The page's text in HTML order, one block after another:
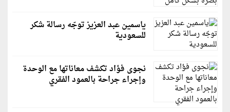
ياسمين عبد العزيز توجّه رسالة شكر
للسعودية
نجوى فؤاد تكشف معاناتها مع الوحدة
وإجراء جراحة بالعمود الفقري